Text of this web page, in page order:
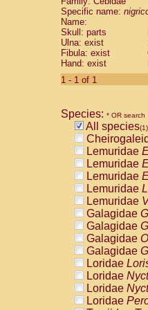
Cebidae
Cebidae
Cebidae
Cebidae
Cebidae
Cebidae
Cebidae
Cebidae
Cebidae
Cebidae
Cebidae
Cebidae
Atelidae
Atelidae
Atelidae
Atelidae
Atelidae
Atelidae
Atelidae
Atelidae
Atelidae
Atelidae
Pitheciidae
Specific name:
Name:
Skull: parts
Ulna: exist
Fibula: exist
Hand: exist
1 - 1 of 1
Species: * OR search
All species(1)
Lemuridae
Lemuridae
Lemuridae
Lemuridae
Lemuridae
Galagidae
Galagidae
Galagidae
Galagidae
Loridae
Loridae
Loridae
Loridae